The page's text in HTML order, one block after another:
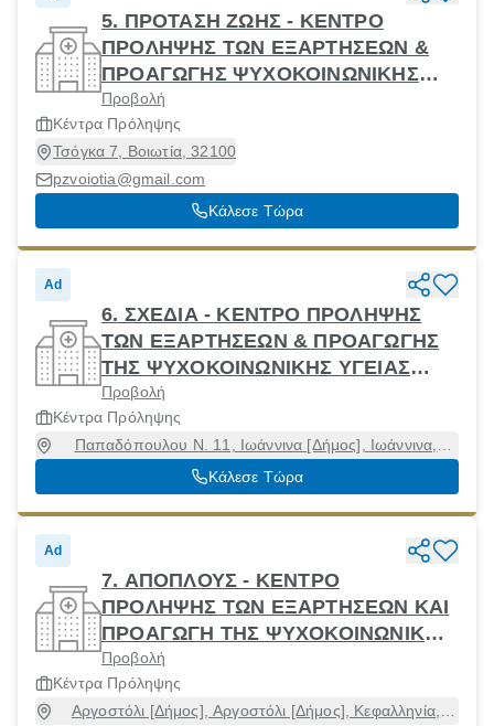
5. ΠΡΟΤΑΣΗ ΖΩΗΣ - ΚΕΝΤΡΟ
ΠΡΟΛΗΨΗΣ ΤΩΝ ΕΞΑΡΤΗΣΕΩΝ &
ΠΡΟΑΓΩΓΗΣ ΨΥΧΟΚΟΙΝΩΝΙΚΗΣ
ΥΓΕΙΑΣ
Προβολή
Κέντρα Πρόληψης
Τσόγκα 7, Βοιωτία, 32100
pzvoiotia@gmail.com
Κάλεσε Τώρα
Ad
6. ΣΧΕΔΙΑ - ΚΕΝΤΡΟ ΠΡΟΛΗΨΗΣ
ΤΩΝ ΕΞΑΡΤΗΣΕΩΝ & ΠΡΟΑΓΩΓΗΣ
ΤΗΣ ΨΥΧΟΚΟΙΝΩΝΙΚΗΣ ΥΓΕΙΑΣ
ΝΟΜΟΥ ΙΩΑΝΝΙΝΩΝ
Προβολή
Κέντρα Πρόληψης
Παπαδόπουλου Ν. 11, Ιωάννινα [Δήμος], Ιωάννινα,
45332
Κάλεσε Τώρα
Ad
7. ΑΠΟΠΛΟΥΣ - ΚΕΝΤΡΟ
ΠΡΟΛΗΨΗΣ ΤΩΝ ΕΞΑΡΤΗΣΕΩΝ ΚΑΙ
ΠΡΟΑΓΩΓΗ ΤΗΣ ΨΥΧΟΚΟΙΝΩΝΙΚΗΣ
ΥΓΕΙΑΣ ΚΕΦΑΛΟΝΙΑΣ ΚΑΙ ΙΘΑΚΗΣ
Προβολή
Κέντρα Πρόληψης
Αργοστόλι [Δήμος], Αργοστόλι [Δήμος], Κεφαλληνία,